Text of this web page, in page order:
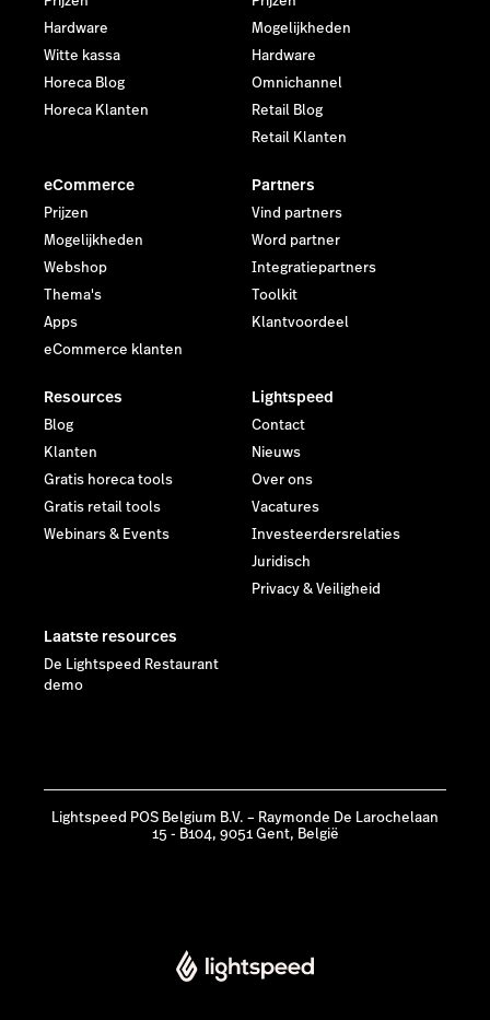
Hardware
Witte kassa
Horeca Blog
Horeca Klanten
Mogelijkheden
Hardware
Omnichannel
Retail Blog
Retail Klanten
eCommerce
Prijzen
Mogelijkheden
Webshop
Thema's
Apps
eCommerce klanten
Partners
Vind partners
Word partner
Integratiepartners
Toolkit
Klantvoordeel
Resources
Blog
Klanten
Gratis horeca tools
Gratis retail tools
Webinars & Events
Lightspeed
Contact
Nieuws
Over ons
Vacatures
Investeerdersrelaties
Juridisch
Privacy & Veiligheid
Laatste resources
De Lightspeed Restaurant
demo
Lightspeed POS Belgium B.V. – Raymonde De Larochelaan
15 - B104, 9051 Gent, België